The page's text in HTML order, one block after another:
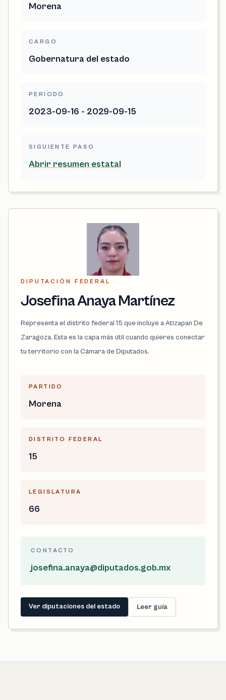
Morena
CARGO
Gobernatura del estado
PERIODO
2023-09-16 - 2029-09-15
SIGUIENTE PASO
Abrir resumen estatal
DIPUTACIÓN FEDERAL
Josefina Anaya Martínez
Representa el distrito federal 15 que incluye a Atizapan De
Zaragoza. Esta es la capa más útil cuando quieres conectar
tu territorio con la Cámara de Diputados.
PARTIDO
Morena
DISTRITO FEDERAL
15
LEGISLATURA
66
CONTACTO
josefina.anaya@diputados.gob.mx
Ver diputaciones del estado Leer guía